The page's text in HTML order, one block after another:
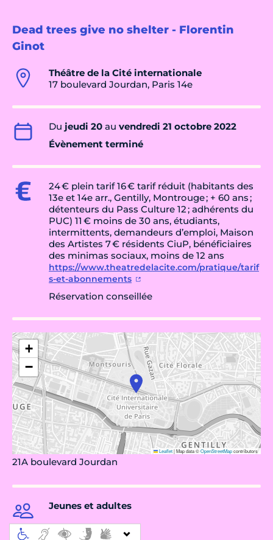
Dead trees give no shelter - Florentin
Ginot
Théâtre de la Cité internationale
17 boulevard Jourdan, Paris 14e
Du jeudi 20 au vendredi 21 octobre 2022
Évènement terminé
24 € plein tarif 16 € tarif réduit (habitants des
13e et 14e arr., Gentilly, Montrouge ; + 60 ans ;
détenteurs du Pass Culture 12 ; adhérents du
PUC) 11 € moins de 30 ans, étudiants,
intermittents, demandeurs d’emploi, Maison
des Artistes 7 € résidents CiuP, bénéficiaires
des minimas sociaux, moins de 12 ans
https://www.theatredelacite.com/pratique/tarif
s-et-abonnements
Réservation conseillée
+
−
Leaflet|Map data ©OpenStreetMapcontributors
21A boulevard Jourdan
Jeunes et adultes